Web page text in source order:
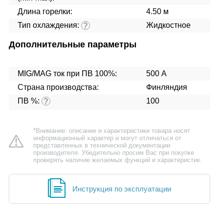
Длина горелки:
4.50 м
Тип охлаждения: ? Жидкостное
Дополнительные параметры
MIG/MAG ток при ПВ 100%:
500 А
Страна производства:
Финляндия
ПВ %: ? 100
*Внимание: описание и характеристики товара носят
информационный характер и могут отличаться от
представленных в технической документации
производителя. Убедительно просим Вас при покупке
проверять наличие желаемых функций и характеристик.
Инструкция по эксплуатации